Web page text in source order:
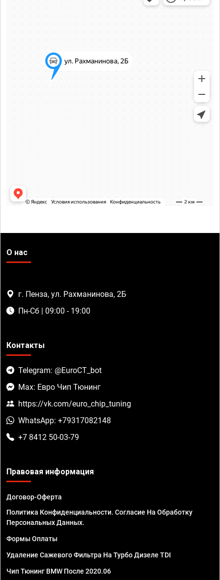
О нас
г. Пенза, ул. Рахманинова, 2Б
Пн-Сб | 09:00 - 19:00
Контакты
Telegram: @EuroCT_bot
Max: Евро Чип Тюнинг
https://vk.com/euro_chip_tuning
WhatsApp: +79317082148
+7 8412 50-03-79
Правовая информация
Договор-Оферта
Политика Конфиденциальности. Согласие На Обработку
Персональных Данных.
Формы Оплаты
Удаление Сажевого Фильтра На Турбо Дизеле TDI
Чип Тюнинг BMW После 2020.06